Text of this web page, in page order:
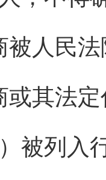
被人民
或其法
被列入